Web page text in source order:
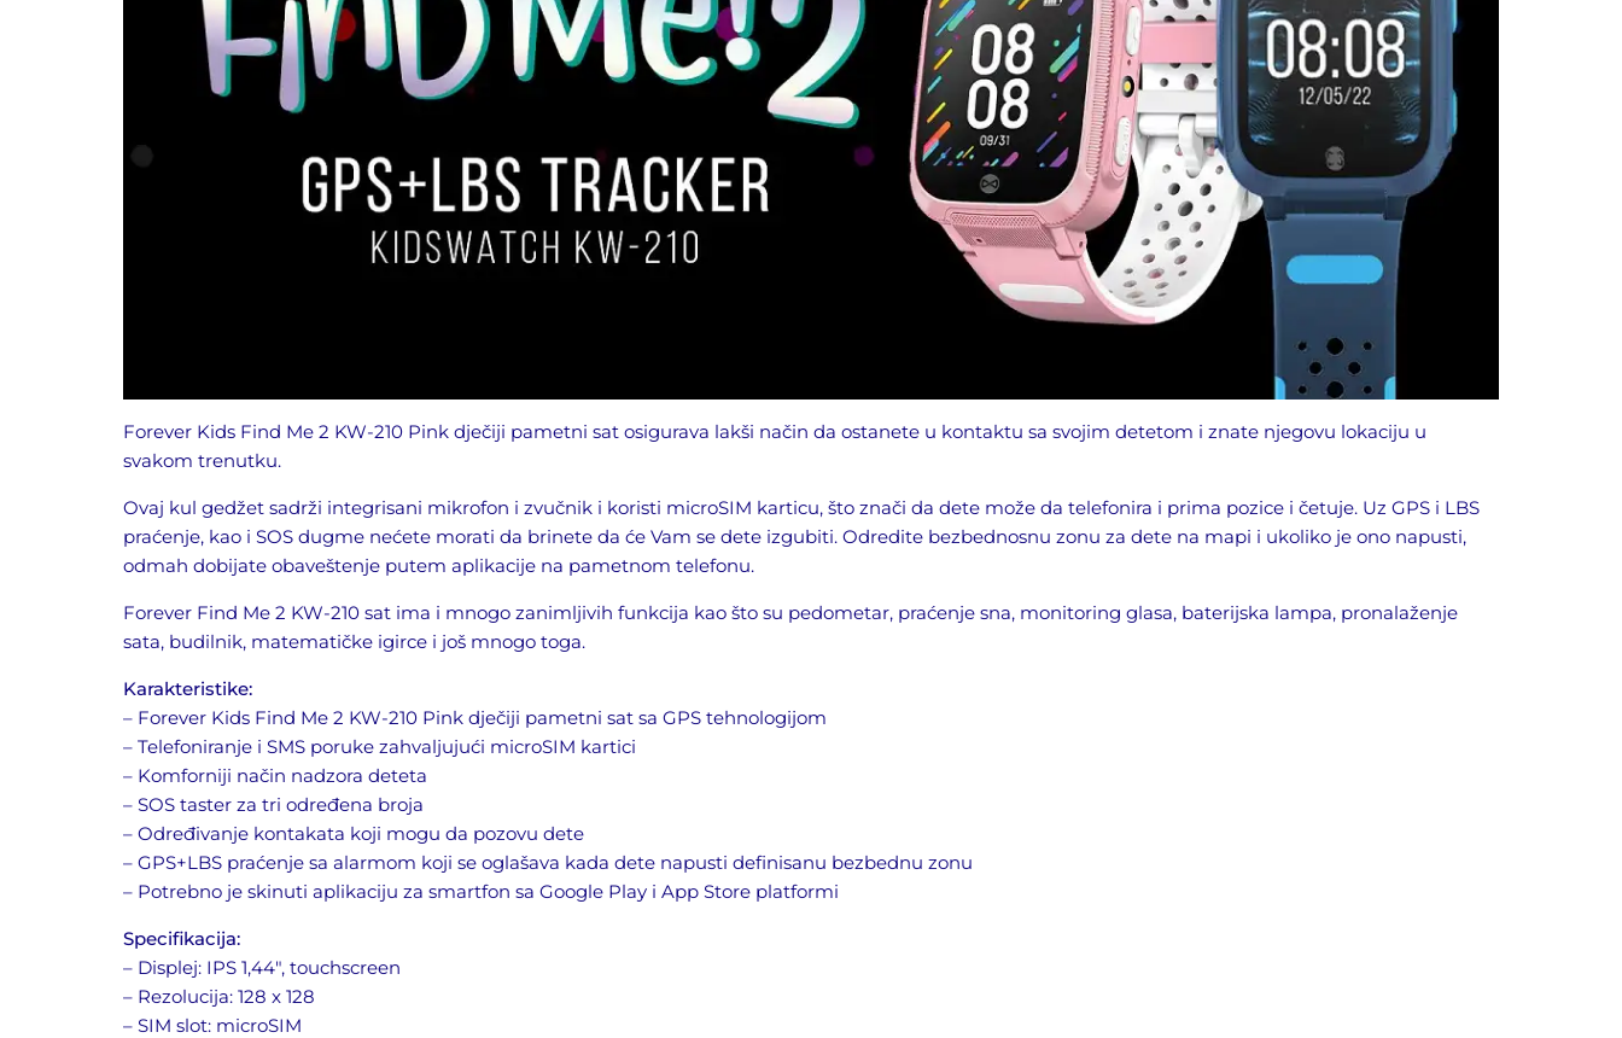
Forever Kids Find Me 2 KW-210 Pink dječiji pametni sat osigurava lakši način da ostanete u kontaktu sa svojim detetom i znate njegovu lokaciju u
svakom trenutku.
Ovaj kul gedžet sadrži integrisani mikrofon i zvučnik i koristi microSIM karticu, što znači da dete može da telefonira i prima pozice i četuje. Uz GPS i LBS
praćenje, kao i SOS dugme nećete morati da brinete da će Vam se dete izgubiti. Odredite bezbednosnu zonu za dete na mapi i ukoliko je ono napusti,
odmah dobijate obaveštenje putem aplikacije na pametnom telefonu.
Forever Find Me 2 KW-210 sat ima i mnogo zanimljivih funkcija kao što su pedometar, praćenje sna, monitoring glasa, baterijska lampa, pronalaženje
sata, budilnik, matematičke igirce i još mnogo toga.
Karakteristike:
– Forever Kids Find Me 2 KW-210 Pink dječiji pametni sat sa GPS tehnologijom
– Telefoniranje i SMS poruke zahvaljujući microSIM kartici
– Komforniji način nadzora deteta
– SOS taster za tri određena broja
– Određivanje kontakata koji mogu da pozovu dete
– GPS+LBS praćenje sa alarmom koji se oglašava kada dete napusti definisanu bezbednu zonu
– Potrebno je skinuti aplikaciju za smartfon sa Google Play i App Store platformi
Specifikacija:
– Displej: IPS 1,44″, touchscreen
– Rezolucija: 128 x 128
– SIM slot: microSIM